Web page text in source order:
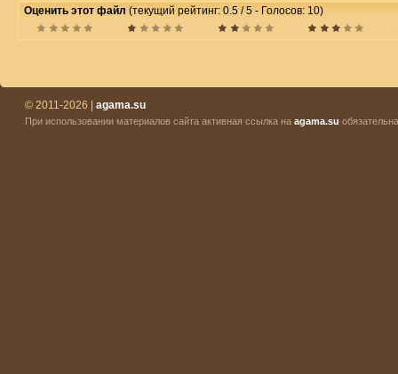
Оценить этот файл (текущий рейтинг: 0.5 / 5 - Голосов: 10)
© 2011-2026 | agama.su
При использовании материалов сайта активная ссылка на agama.su